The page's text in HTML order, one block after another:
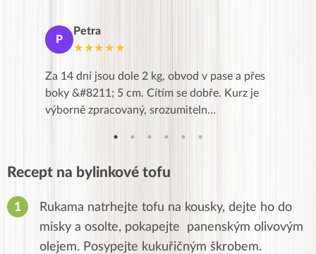
P
Petra
★★★★★
Za 14 dní jsou dole 2 kg, obvod v pase a přes
boky &#8211; 5 cm. Cítím se dobře. Kurz je
výborně zpracovaný, srozumiteln…
Recept na bylinkové tofu
Rukama natrhejte tofu na kousky, dejte ho do
misky a osolte, pokapejte panenským olivovým
olejem. Posypejte kukuřičným škrobem.